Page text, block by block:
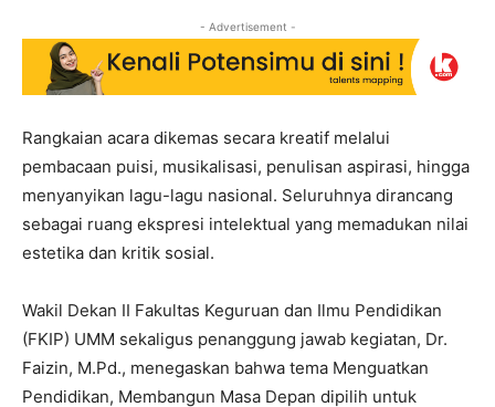
- Advertisement -
Rangkaian acara dikemas secara kreatif melalui
pembacaan puisi, musikalisasi, penulisan aspirasi, hingga
menyanyikan lagu-lagu nasional. Seluruhnya dirancang
sebagai ruang ekspresi intelektual yang memadukan nilai
estetika dan kritik sosial.
Wakil Dekan II Fakultas Keguruan dan Ilmu Pendidikan
(FKIP) UMM sekaligus penanggung jawab kegiatan, Dr.
Faizin, M.Pd., menegaskan bahwa tema Menguatkan
Pendidikan, Membangun Masa Depan dipilih untuk